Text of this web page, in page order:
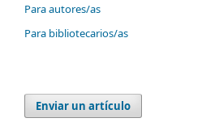
Para autores/as
Para bibliotecarios/as
Enviar un artículo